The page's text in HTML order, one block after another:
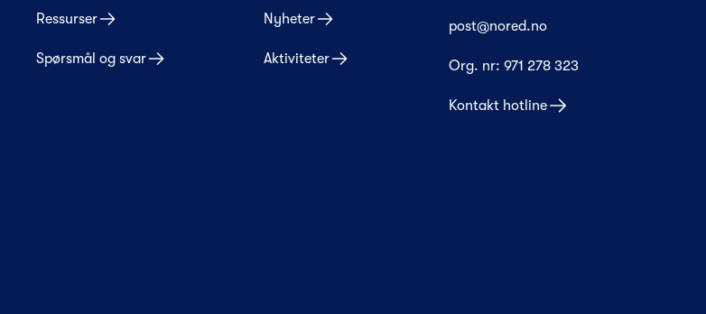
Ressurser
Spørsmål og svar
Nyheter
Aktiviteter
post@nored.no
Org. nr:971 278 323
Kontakt hotline